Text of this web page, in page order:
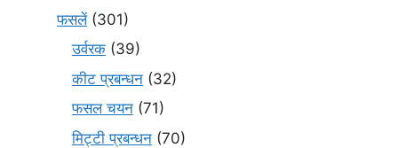
फसलें(301)
उर्वरक (39)
कीट प्रबन्धन (32)
फसल चयन (71)
मि‌ट्टी प्रबन्धन (70)